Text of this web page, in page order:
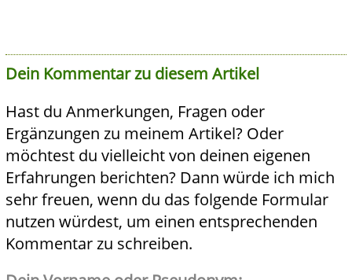
Dein Kommentar zu diesem Artikel
Hast du Anmerkungen, Fragen oder
Ergänzungen zu meinem Artikel? Oder
möchtest du vielleicht von deinen eigenen
Erfahrungen berichten? Dann würde ich mich
sehr freuen, wenn du das folgende Formular
nutzen würdest, um einen entsprechenden
Kommentar zu schreiben.